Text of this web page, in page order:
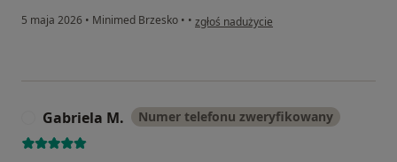
5 maja 2026 • Minimed Brzesko • • w opinii użytkownika Aleksandra
zgłoś nadużycie
Gabriela M. Numer telefonu zweryfikowany